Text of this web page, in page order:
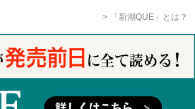
「新潮QUE」とは？